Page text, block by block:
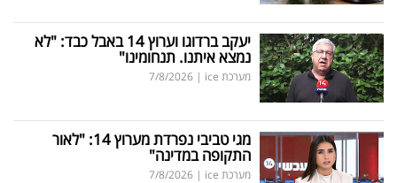
יעקב ברדוגו וערוץ 14 באבל כבד: "לא
נמצא איתנו. תנחומינו"
מערכת ice |
7/8/2026
מגי טביבי נפרדת מערוץ 14: "לאור
התקופה במדינה"
מערכת ice |
7/8/2026